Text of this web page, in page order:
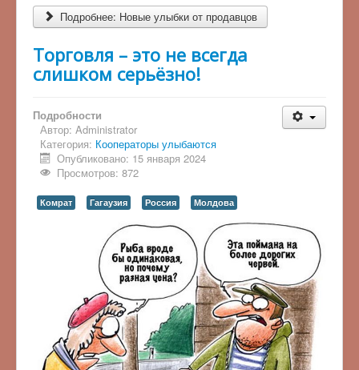
Подробнее: Новые улыбки от продавцов
Торговля – это не всегда
слишком серьёзно!
Подробности
Автор: Administrator
Категория: Кооператоры улыбаются
Опубликовано: 15 января 2024
Просмотров: 872
Комрат Гагаузия Россия Молдова